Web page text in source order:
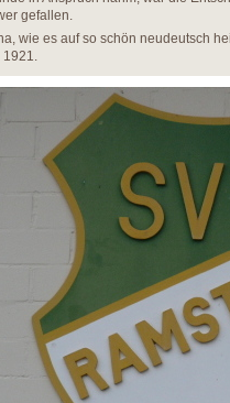
gefallen.
wie es auf so schön neudeutsch
1921.